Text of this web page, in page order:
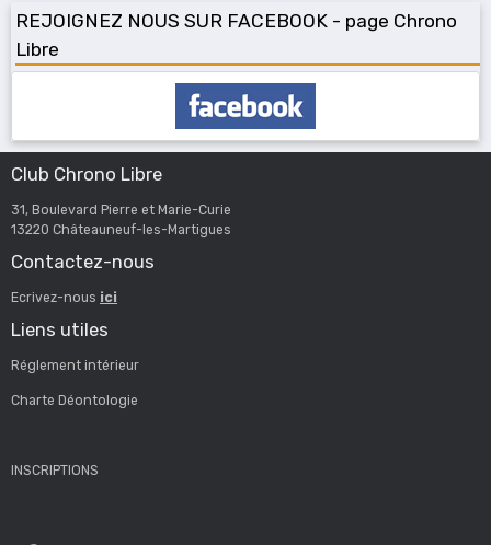
REJOIGNEZ NOUS SUR FACEBOOK - page Chrono
Libre
Club Chrono Libre
31, Boulevard Pierre et Marie-Curie
13220 Châteauneuf-les-Martigues
Contactez-nous
Ecrivez-nous ici
Liens utiles
Réglement intérieur
Charte Déontologie
INSCRIPTIONS